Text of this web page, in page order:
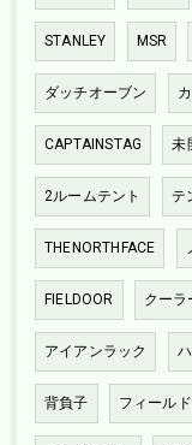
STANLEY MSR
ダッチオーブン
CAPTAINSTAG 未
2ルームテント テ
THENORTHFACE
FIELDOOR クーラ
アイアンラック
背負子 フィール